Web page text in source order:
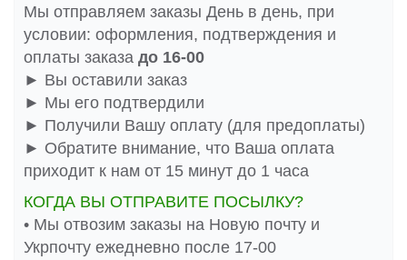
Мы отправляем заказы День в день, при
условии: оформления, подтверждения и
оплаты заказа до 16-00
► Вы оставили заказ
► Мы его подтвердили
► Получили Вашу оплату (для предоплаты)
► Обратите внимание, что Ваша оплата
приходит к нам от 15 минут до 1 часа
КОГДА ВЫ ОТПРАВИТЕ ПОСЫЛКУ?
• Мы отвозим заказы на Новую почту и
Укрпочту ежедневно после 17-00